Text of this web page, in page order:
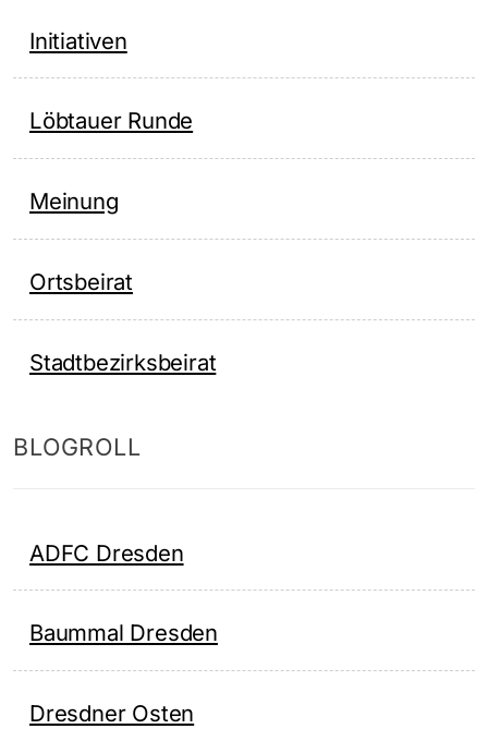
Initiativen
Löbtauer Runde
Meinung
Ortsbeirat
Stadtbezirksbeirat
BLOGROLL
ADFC Dresden
Baummal Dresden
Dresdner Osten